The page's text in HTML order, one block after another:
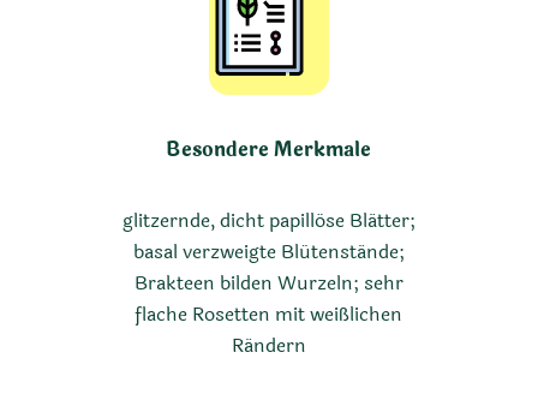
Besondere Merkmale
glitzernde, dicht papillöse Blätter;
basal verzweigte Blütenstände;
Brakteen bilden Wurzeln; sehr
flache Rosetten mit weißlichen
Rändern